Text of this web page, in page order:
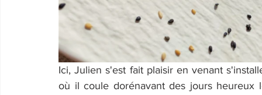
Ici, Julien s'est fait plaisir en venant
où il coule dorénavant des jours heureux